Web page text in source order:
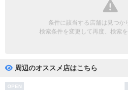
ペアルームあり
フットバスあり
条件に該当する店舗は見つか
検索条件を変更して再度、検索
周辺のオススメ店はこちら
OPEN